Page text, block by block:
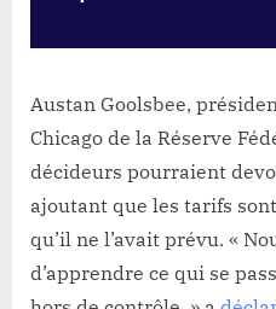
Austan Goolsbee,
Chicago de la Réserve
décideurs pourraient
ajoutant que les tarifs
qu’il ne l’avait prévu. «
d’apprendre ce qui se